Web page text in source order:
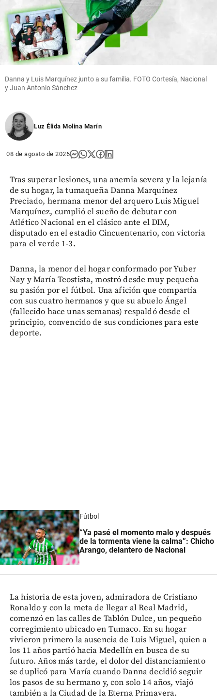
share
Textual
Danna y Luis Marquínez junto a su familia. FOTO Cortesía, Nacional
y Juan Antonio Sánchez
Luz Élida Molina Marín
08 de agosto de 2026
Tras superar lesiones, una anemia severa y la lejanía
de su hogar, la tumaqueña Danna Marquínez
Preciado, hermana menor del arquero Luis Miguel
Marquínez, cumplió el sueño de debutar con
Atlético Nacional en el clásico ante el DIM,
disputado en el estadio Cincuentenario, con victoria
para el verde 1-3.
Danna, la menor del hogar conformado por Yuber
Nay y María Teostista, mostró desde muy pequeña
su pasión por el fútbol. Una afición que compartía
con sus cuatro hermanos y que su abuelo Ángel
(fallecido hace unas semanas) respaldó desde el
principio, convencido de sus condiciones para este
deporte.
Fútbol
“Ya pasé el momento malo y después
de la tormenta viene la calma”: Chicho
Arango, delantero de Nacional
La historia de esta joven, admiradora de Cristiano
Ronaldo y con la meta de llegar al Real Madrid,
comenzó en las calles de Tablón Dulce, un pequeño
corregimiento ubicado en Tumaco. En su hogar
vivieron primero la ausencia de Luis Miguel, quien a
los 11 años partió hacia Medellín en busca de su
futuro. Años más tarde, el dolor del distanciamiento
se duplicó para María cuando Danna decidió seguir
los pasos de su hermano y, con solo 14 años, viajó
también a la Ciudad de la Eterna Primavera.